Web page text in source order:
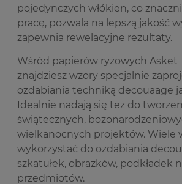
pojedynczych włókien, co
pracę, pozwala na lepszą jakość
zapewnia rewelacyjne rezultaty.
Wśród papierów ryżowych Asket
znajdziesz wzory specjalnie
ozdabiania techniką decouaage
Idealnie nadają się też do
świątecznych,
wielkanocnych projektów. Wiele
wykorzystać do ozdabiania
szkatułek, obrazków, podkładek
przedmiotów.